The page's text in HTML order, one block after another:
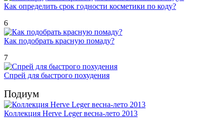
Как определить срок годности косметики по коду?
6
Как подобрать красную помаду?
7
Спрей для быстрого похудения
Подиум
Коллекция Herve Leger весна-лето 2013